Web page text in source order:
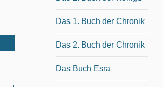
Das 1. Buch der Chronik
Das 2. Buch der Chronik
Das Buch Esra